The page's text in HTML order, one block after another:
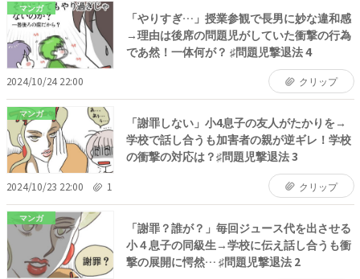
マンガ
「やりすぎ…」授業参観で長男に妙な違和感
→理由は後席の問題児がしていた衝撃の行為
であ然！一体何が？ ♯問題児撃退法 4
2024/10/24 22:00 クリップ
マンガ
「謝罪しない」小4息子の友人がたかりを→
学校で話し合うも加害者の親が逆ギレ！学校
の衝撃の対応は？♯問題児撃退法 3
2024/10/23 22:00 1 クリップ
マンガ
「謝罪？誰が？」毎回ジュース代を出させる
小４息子の同級生→学校に伝え話し合うも衝
撃の展開に愕然… ♯問題児撃退法 2